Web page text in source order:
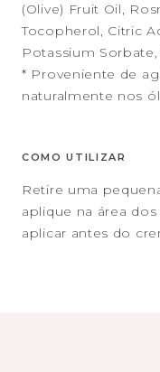
(Olive) Fruit Oil,
Tocopherol, Citric
Potassium
* Proveniente de
naturalmente nos
COMO UTILIZAR
Retire uma
aplique na área
aplicar antes do